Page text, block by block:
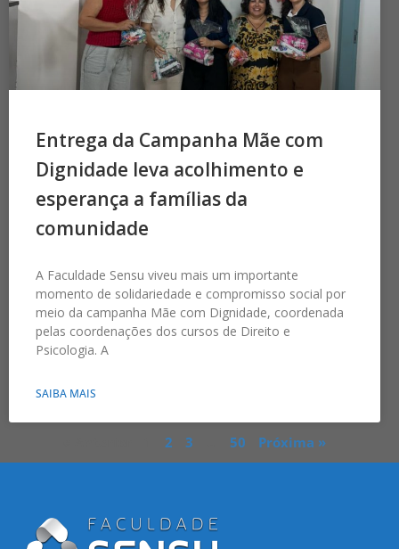
Entrega da Campanha Mãe com
Dignidade leva acolhimento e
esperança a famílias da
comunidade
A Faculdade Sensu viveu mais um importante
momento de solidariedade e compromisso social por
meio da campanha Mãe com Dignidade, coordenada
pelas coordenações dos cursos de Direito e
Psicologia. A
SAIBA MAIS
2 3 50 Próxima »